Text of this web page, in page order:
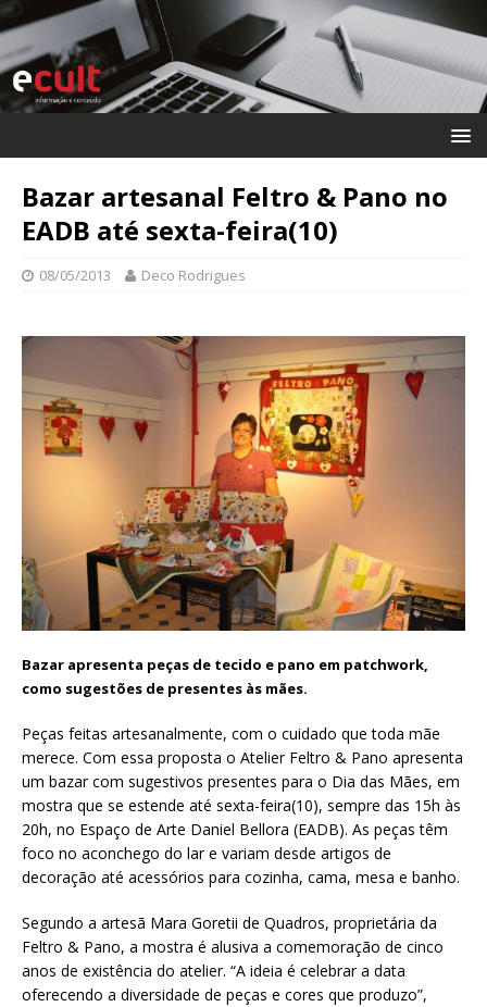
Bazar artesanal Feltro & Pano no
EADB até sexta-feira(10)
08/05/2013 Deco Rodrigues
Bazar apresenta peças de tecido e pano em patchwork,
como sugestões de presentes às mães.
Peças feitas artesanalmente, com o cuidado que toda mãe
merece. Com essa proposta o Atelier Feltro & Pano apresenta
um bazar com sugestivos presentes para o Dia das Mães, em
mostra que se estende até sexta-feira(10), sempre das 15h às
20h, no Espaço de Arte Daniel Bellora (EADB). As peças têm
foco no aconchego do lar e variam desde artigos de
decoração até acessórios para cozinha, cama, mesa e banho.
Segundo a artesã Mara Goretii de Quadros, proprietária da
Feltro & Pano, a mostra é alusiva a comemoração de cinco
anos de existência do atelier. “A ideia é celebrar a data
oferecendo a diversidade de peças e cores que produzo”,